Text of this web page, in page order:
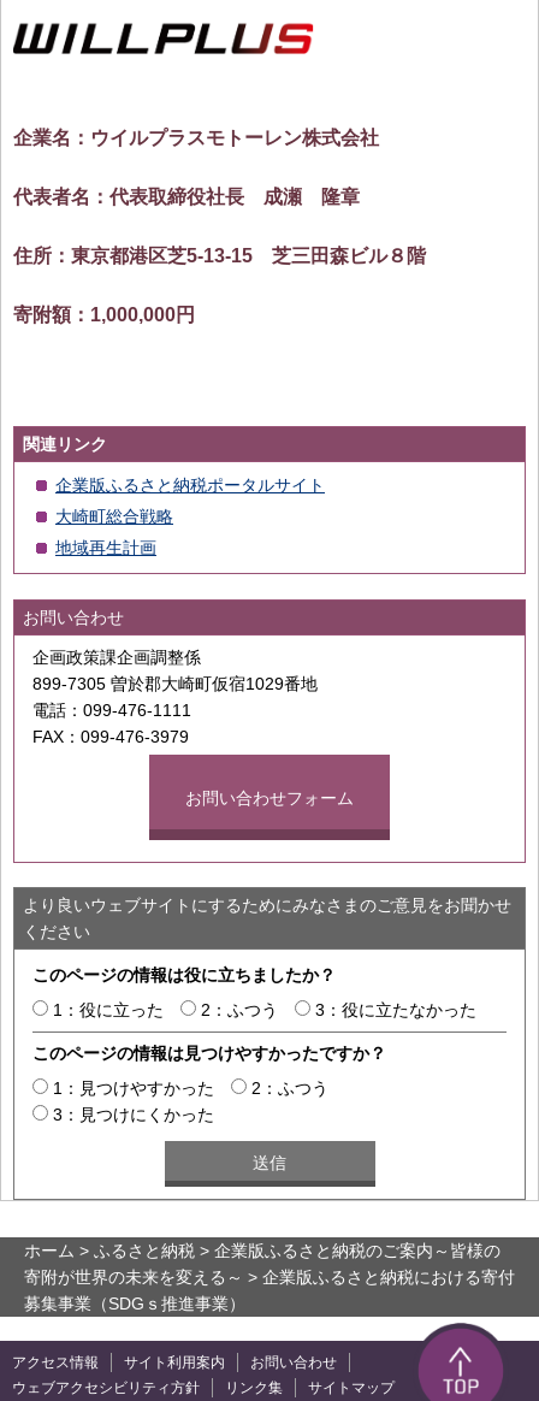
企業名：ウイルプラスモトーレン株式会社
代表者名：代表取締役社長 成瀬 隆章
住所：東京都港区芝5-13-15 芝三田森ビル８階
寄附額：1,000,000円
関連リンク
企業版ふるさと納税ポータルサイト
大崎町総合戦略
地域再生計画
お問い合わせ
企画政策課企画調整係
899-7305 曽於郡大崎町仮宿1029番地
電話：099-476-1111
FAX：099-476-3979
お問い合わせフォーム
より良いウェブサイトにするためにみなさまのご意見をお聞かせ
ください
このページの情報は役に立ちましたか？
1：役に立った
2：ふつう 3：役に立たなかった
このページの情報は見つけやすかったですか？
1：見つけやすかった
2：ふつう
3：見つけにくかった
ホーム > ふるさと納税 > 企業版ふるさと納税のご案内～皆様の
寄附が世界の未来を変える～ > 企業版ふるさと納税における寄付
募集事業（SDGｓ推進事業）
アクセス情報 サイト利用案内
お問い合わせ
ウェブアクセシビリティ方針
リンク集 サイトマップ